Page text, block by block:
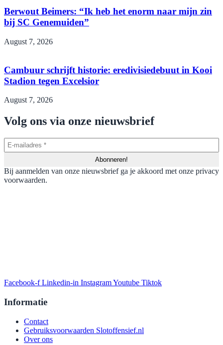
Berwout Beimers: “Ik heb het enorm naar mijn zin
bij SC Genemuiden”
August 7, 2026
Cambuur schrijft historie: eredivisiedebuut in Kooi
Stadion tegen Excelsior
August 7, 2026
Volg ons via onze nieuwsbrief
Bij aanmelden van onze nieuwsbrief ga je akkoord met onze privacy
voorwaarden.
Facebook-f Linkedin-in InstagramYoutube Tiktok
Informatie
Contact
Gebruiksvoorwaarden Slotoffensief.nl
Over ons